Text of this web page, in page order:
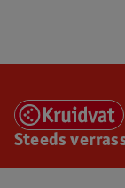
Steeds